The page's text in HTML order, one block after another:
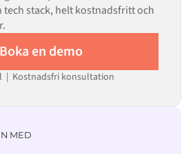
stack, helt kostnadsfritt och
Boka en demo
| Kostnadsfri konsultation
MED